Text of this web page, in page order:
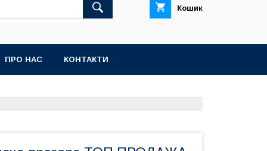
Кошик
ПРО НАС КОНТАКТИ